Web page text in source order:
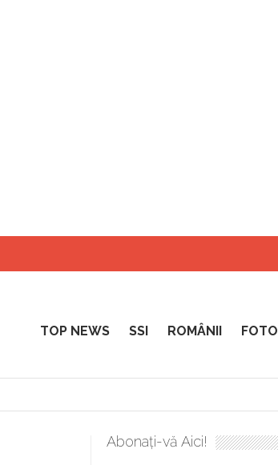
TOP NEWS SSI ROMÂNII
de duminică de Elena Solunca Moise
Abonați-vă Aici!